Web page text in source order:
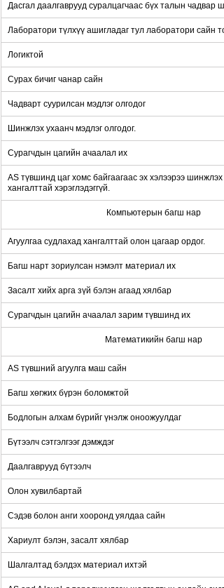
Дасгал даалгаврууд суралцагчаас бүх талын чадвар
Лаборатори түлхүү ашигладаг тул лаборатори сайн
Логиктой
Сурах бичиг чанар сайн
Чадварт суурилсан мэдлэг олгодог
Шинжлэх ухаанч мэдлэг олгодог.
Сурагчдын цагийн ачаалал их
AS түвшинд цаг хомс байгаагаас эх хэлээрээ шинжлэх
хангалттай хэрэглэдэггүй.
Компьютерын багш нар
Агуулгаа судлахад хангалттай олон цагаар ордог.
Багш нарт зориулсан нэмэлт материал их
Засалт хийх арга зүй бэлэн агаад хялбар
Сурагчдын цагийн ачаалал зарим түвшинд их
Математикийн багш нар
AS түвшний агуулга маш сайн
Багш хөгжих бүрэн боломжтой
Бодлогын алхам бүрийг үнэлж оноожуулдаг
Бүтээлч сэтгэлгээг дэмждэг
Даалгаврууд бүтээлч
Олон хувилбартай
Сэдэв болон анги хооронд уялдаа сайн
Хариулт бэлэн, засалт хялбар
Шалгалтад бэлдэх материал ихтэй